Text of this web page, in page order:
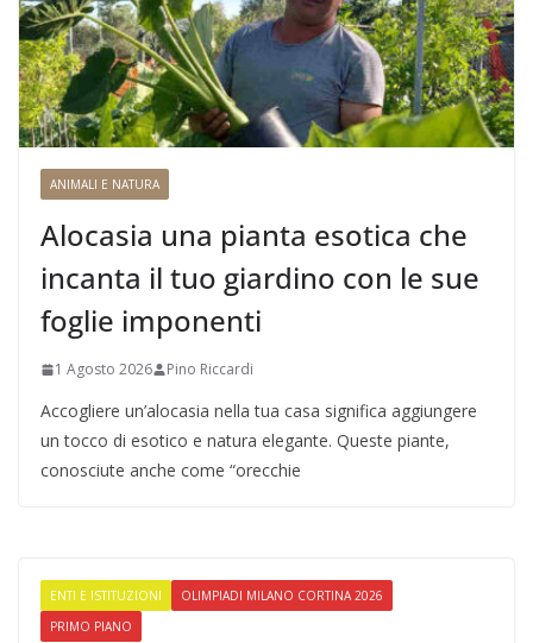
ANIMALI E NATURA
Alocasia una pianta esotica che
incanta il tuo giardino con le sue
foglie imponenti
1 Agosto 2026 Pino Riccardi
Accogliere un’alocasia nella tua casa significa aggiungere
un tocco di esotico e natura elegante. Queste piante,
conosciute anche come “orecchie
ENTI E ISTITUZIONI
OLIMPIADI MILANO CORTINA 2026
PRIMO PIANO